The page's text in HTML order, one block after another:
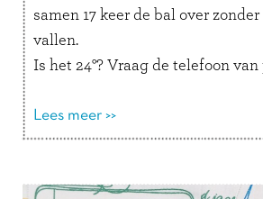
samen 17 keer de bal over
vallen.
Is het 24°? Vraag de telefoon
iemand die jij lief vindt.
Is het 30°? Vertel in een briefje
Zelf opdrachten verzinnen mag
Lees meer >>